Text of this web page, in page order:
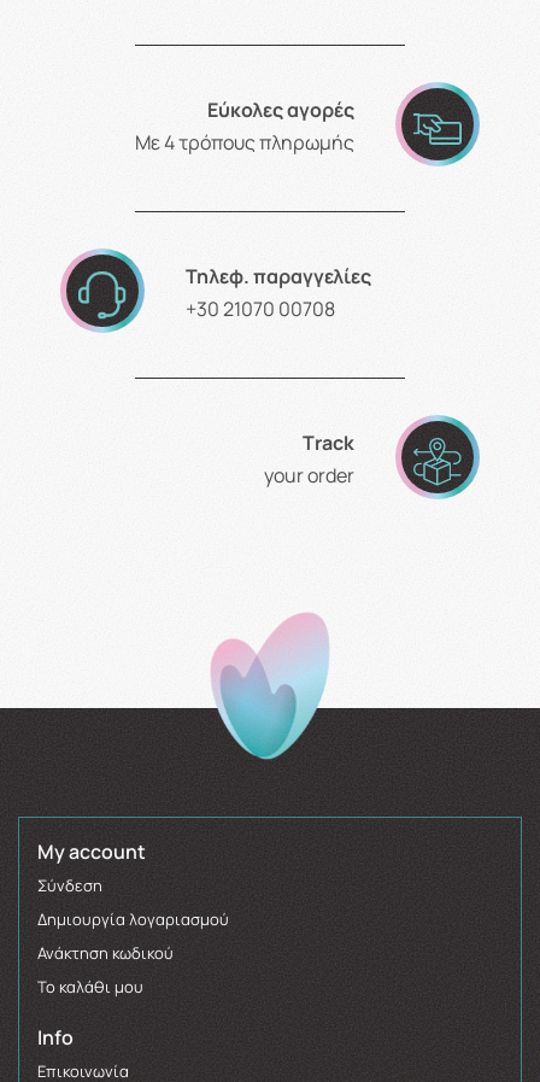
Εύκολες αγορές
Με 4 τρόπους πληρωμής
Τηλεφ. παραγγελίες
+30 21070 00708
Τrack
your order
My account
Σύνδεση
Δημιουργία λογαριασμού
Ανάκτηση κωδικού
Το καλάθι μου
Info
Επικοινωνία